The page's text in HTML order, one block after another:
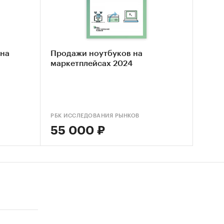
уже
Продажи ноутбуков на
маркетплейсах 2024
РБК ИССЛЕДОВАНИЯ РЫНКОВ
55 000 ₽